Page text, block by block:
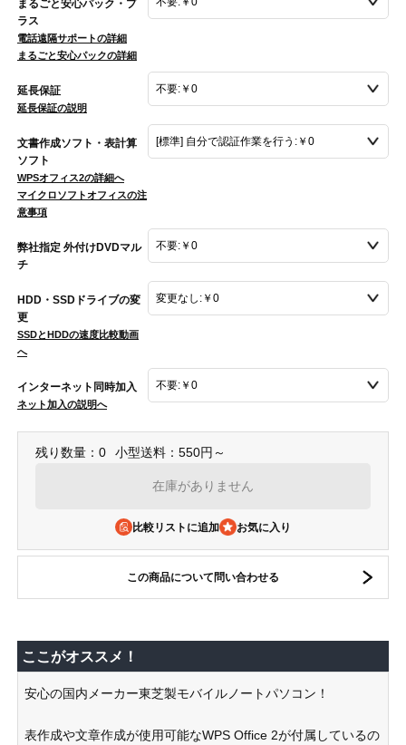
まるごと安心パック・プ
ラス
電話遠隔サポートの詳細
まるごと安心パックの詳細
延長保証
延長保証の説明
文書作成ソフト・表計算
ソフト
WPSオフィス2の詳細へ
マイクロソフトオフィスの注
意事項
弊社指定 外付けDVDマル
チ
HDD・SSDドライブの変
更
SSDとHDDの速度比較動画
へ
インターネット同時加入
ネット加入の説明へ
残り数量：0 小型送料：550円～
在庫がありません
比較リストに追加
この商品について問い合わせる
ここがオススメ！
安心の国内メーカー東芝製モバイルノートパソコン！
表作成や文章作成が使用可能なWPS Office 2が付属しているの